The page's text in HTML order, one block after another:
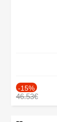
-15%
46.53€